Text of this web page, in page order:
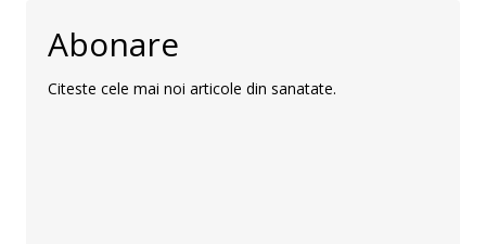
Abonare
Citeste cele mai noi articole din sanatate.